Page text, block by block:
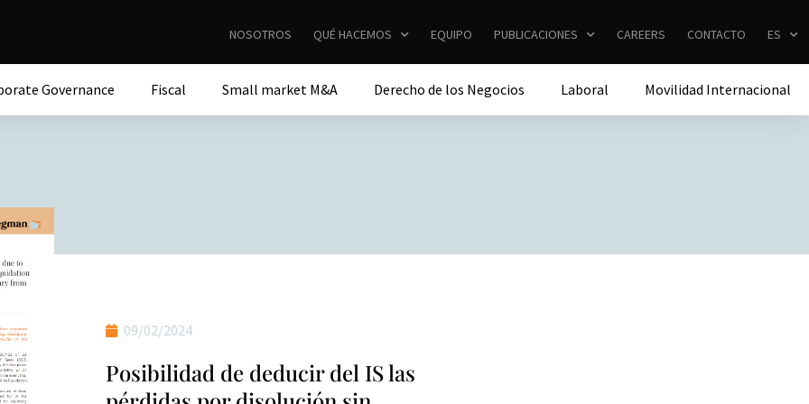
NOSOTROS QUÉ HACEMOS EQUIPO PUBLICACIONES CAREERS CONTACTO ES
Governance Fiscal Small market M&A Derecho de los Negocios Laboral Movilidad Internacional
09/02/2024
Posibilidad de deducir del IS las